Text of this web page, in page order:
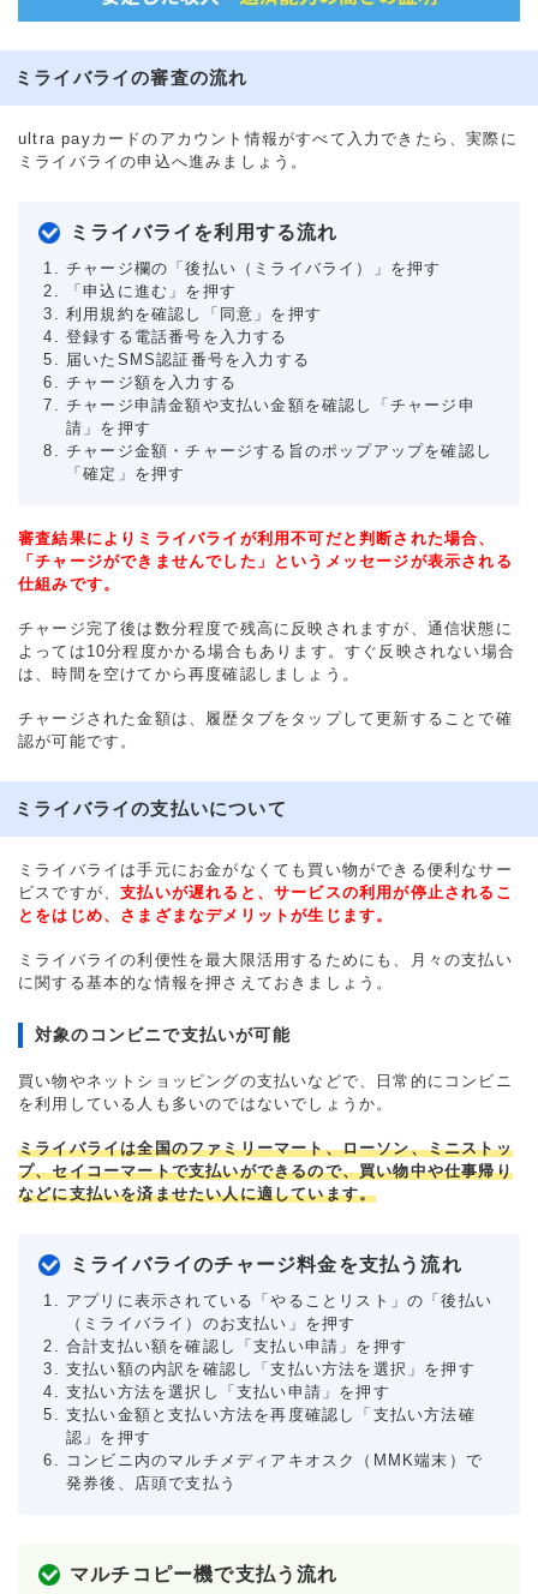
ミライバライの審査の流れ
ultra payカードのアカウント情報がすべて入力できたら、実際に
ミライバライの申込へ進みましょう。
ミライバライを利用する流れ
チャージ欄の「後払い（ミライバライ）」を押す
「申込に進む」を押す
利用規約を確認し「同意」を押す
登録する電話番号を入力する
届いたSMS認証番号を入力する
チャージ額を入力する
チャージ申請金額や支払い金額を確認し「チャージ申
請」を押す
チャージ金額・チャージする旨のポップアップを確認し
「確定」を押す
審査結果によりミライバライが利用不可だと判断された場合、
「チャージができませんでした」というメッセージが表示される
仕組みです。
チャージ完了後は数分程度で残高に反映されますが、通信状態に
よっては10分程度かかる場合もあります。すぐ反映されない場合
は、時間を空けてから再度確認しましょう。
チャージされた金額は、履歴タブをタップして更新することで確
認が可能です。
ミライバライの支払いについて
ミライバライは手元にお金がなくても買い物ができる便利なサー
ビスですが、支払いが遅れると、サービスの利用が停止されるこ
とをはじめ、さまざまなデメリットが生じます。
ミライバライの利便性を最大限活用するためにも、月々の支払い
に関する基本的な情報を押さえておきましょう。
対象のコンビニで支払いが可能
買い物やネットショッピングの支払いなどで、日常的にコンビニ
を利用している人も多いのではないでしょうか。
ミライバライは全国のファミリーマート、ローソン、ミニストッ
プ、セイコーマートで支払いができるので、買い物中や仕事帰り
などに支払いを済ませたい人に適しています。
ミライバライのチャージ料金を支払う流れ
アプリに表示されている「やることリスト」の「後払い
（ミライバライ）のお支払い」を押す
合計支払い額を確認し「支払い申請」を押す
支払い額の内訳を確認し「支払い方法を選択」を押す
支払い方法を選択し「支払い申請」を押す
支払い金額と支払い方法を再度確認し「支払い方法確
認」を押す
コンビニ内のマルチメディアキオスク（MMK端末）で
発券後、店頭で支払う
マルチコピー機で支払う流れ